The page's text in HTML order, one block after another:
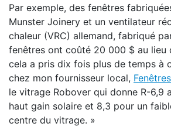
Par exemple, des fenêtres
Munster Joinery et un ventilateur
chaleur (VRC) allemand, fabriqué
fenêtres ont coûté 20 000 $ au lieu
cela a pris dix fois plus de temps à
chez mon fournisseur local,
le vitrage Robover qui donne R-6,9
haut gain solaire et 8,3 pour un
centre du vitrage. »